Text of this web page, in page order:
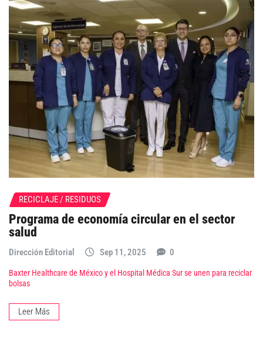
RECICLAJE / RESIDUOS
Programa de economía circular en el sector
salud
Dirección Editorial Sep 11, 2025 0
Baxter Healthcare de México y el Hospital Médica Sur se unen para reciclar
bolsas
Leer Más